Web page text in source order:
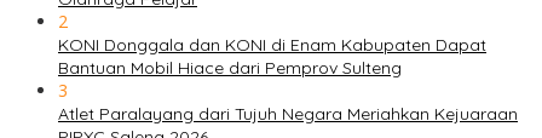
2
KONI Donggala dan KONI di Enam Kabupaten Dapat
Bantuan Mobil Hiace dari Pemprov Sulteng
3
Atlet Paralayang dari Tujuh Negara Meriahkan Kejuaraan